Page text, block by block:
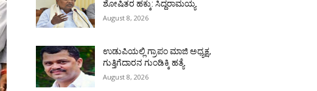
ಶೋಷಿತರ ಹಕ್ಕು: ಸಿದ್ದರಾಮಯ್ಯ
August 8, 2026
ಉಡುಪಿಯಲ್ಲಿ ಗ್ರಾಪಂ ಮಾಜಿ ಅಧ್ಯಕ್ಷ,
ಗುತ್ತಿಗೆದಾರನ ಗುಂಡಿಕ್ಕಿ ಹತ್ಯೆ
August 8, 2026